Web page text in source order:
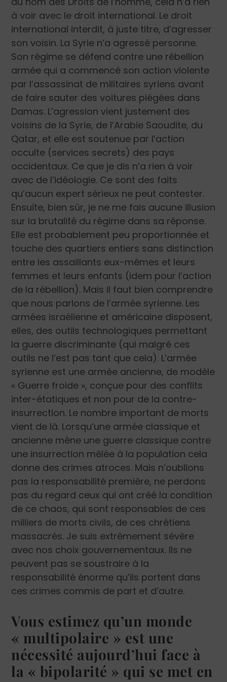
à voir avec le droit international. Le droit
international interdit, à juste titre, d’agresser
son voisin. La Syrie n’a agressé personne.
Son régime se défend contre une rébellion
armée qui a commencé son action violente
par l’assassinat de militaires syriens avant
de faire sauter des voitures piégées dans
Damas. L’agression vient justement des
voisins de la Syrie, de l’Arabie Saoudite, du
Qatar, et elle est soutenue par l’action
occulte (services secrets) des pays
occidentaux. Ce que je dis n’a rien à voir
avec de l’idéologie. Ce sont des faits
qu’aucun expert sérieux ne peut contester.
Ensuite, bien sûr, je ne me fais aucune illusion
sur la brutalité du régime dans sa réponse.
Elle est probablement peu proportionnée et
touche des quartiers entiers sans distinction
entre les assaillants eux-mêmes et leurs
femmes et leurs enfants (idem pour l’action
de la rébellion). Mais il faut bien comprendre
que nous parlons de l’armée syrienne. Les
armées israélienne et américaine disposent,
elles, des outils technologiques permettant
la guerre discriminante (qui malgré ces
outils ne l’est pas tant que cela). L’armée
syrienne est une armée ancienne, de modèle
« Guerre froide », conçue pour des conflits
inter-étatiques et non pour de la contre-
insurrection. Le nombre important de morts
vient de là. Lorsqu’une armée classique et
ancienne mène une guerre classique contre
une insurrection mêlée à la population cela
donne des crimes atroces. Mais n’oublions
pas la responsabilité première, ne perdons
pas du regard ceux qui ont créé la condition
de ce chaos, qui sont responsables de ces
milliers de morts civils, de ces chrétiens
massacrés. Je suis extrêmement sévère
avec nos choix gouvernementaux. Ils ne
peuvent pas se soustraire à la
responsabilité énorme qu’ils portent dans
ces crimes commis de part et d’autre.
Vous estimez qu’un monde
« multipolaire » est une
nécessité aujourd’hui face à
la « bipolarité » qui se met en